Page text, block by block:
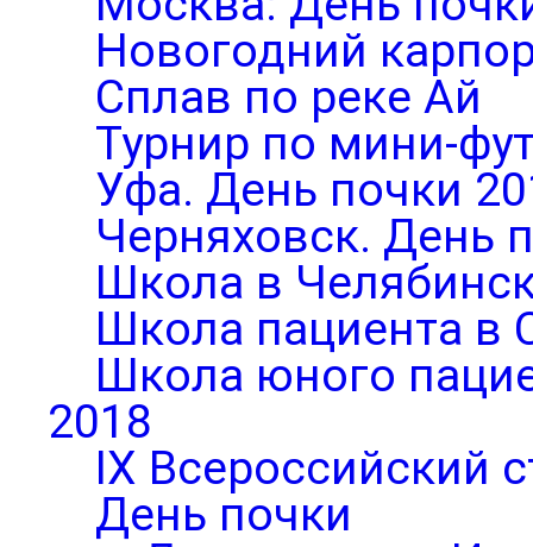
Новогодний
Сплав по реке Ай
Турнир по мини-
Уфа. День почки
Черняховск. День
Школа в
Школа пациента в
Школа юного
2018
IX Всероссийский
День почки